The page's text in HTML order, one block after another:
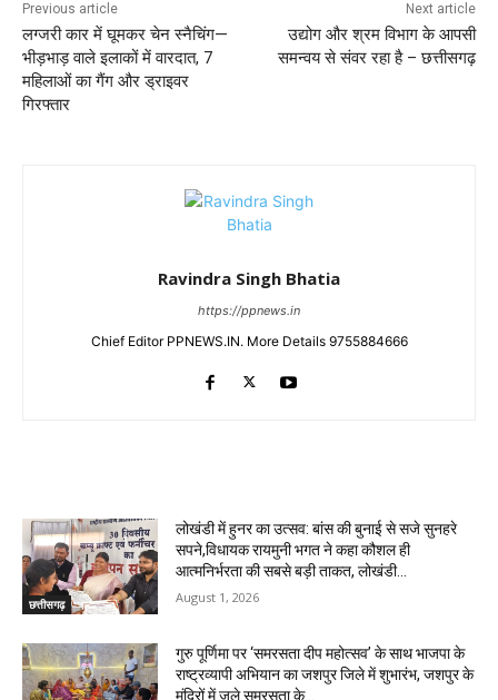
Previous article
लग्जरी कार में घूमकर चेन स्नैचिंग—
भीड़भाड़ वाले इलाकों में वारदात, 7
महिलाओं का गैंग और ड्राइवर
गिरफ्तार
Next article
उद्योग और श्रम विभाग के आपसी
समन्वय से संवर रहा है – छत्तीसगढ़
Ravindra Singh Bhatia
https://ppnews.in
Chief Editor PPNEWS.IN. More Details 9755884666
छत्तीसगढ़
लोखंडी में हुनर का उत्सव: बांस की बुनाई से सजे सुनहरे
सपने,विधायक रायमुनी भगत ने कहा कौशल ही
आत्मनिर्भरता की सबसे बड़ी ताकत, लोखंडी...
August 1, 2026
गुरु पूर्णिमा पर ‘समरसता दीप महोत्सव’ के साथ भाजपा के
राष्ट्रव्यापी अभियान का जशपुर जिले में शुभारंभ, जशपुर के
मंदिरों में जले समरसता के...